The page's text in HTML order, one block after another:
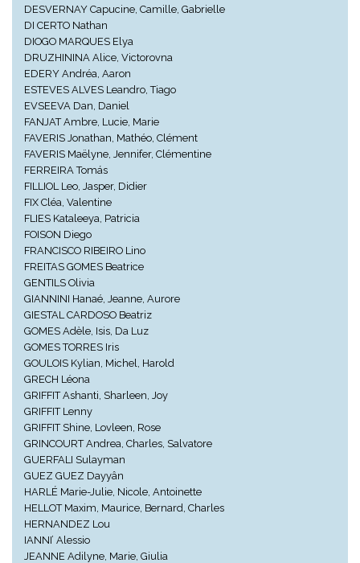
DESVERNAY Capucine, Camille, Gabrielle
DI CERTO Nathan
DIOGO MARQUES Elya
DRUZHININA Alice, Victorovna
EDERY Andréa, Aaron
ESTEVES ALVES Leandro, Tiago
EVSEEVA Dan, Daniel
FANJAT Ambre, Lucie, Marie
FAVERIS Jonathan, Mathéo, Clément
FAVERIS Maëlyne, Jennifer, Clémentine
FERREIRA Tomás
FILLIOL Leo, Jasper, Didier
FIX Cléa, Valentine
FLIES Kataleeya, Patricia
FOISON Diego
FRANCISCO RIBEIRO Lino
FREITAS GOMES Beatrice
GENTILS Olivia
GIANNINI Hanaé, Jeanne, Aurore
GIESTAL CARDOSO Beatriz
GOMES Adèle, Isis, Da Luz
GOMES TORRES Iris
GOULOIS Kylian, Michel, Harold
GRECH Léona
GRIFFIT Ashanti, Sharleen, Joy
GRIFFIT Lenny
GRIFFIT Shine, Lovleen, Rose
GRINCOURT Andrea, Charles, Salvatore
GUERFALI Sulayman
GUEZ GUEZ Dayyân
HARLÉ Marie-Julie, Nicole, Antoinette
HELLOT Maxim, Maurice, Bernard, Charles
HERNANDEZ Lou
IANNI’ Alessio
JEANNE Adilyne, Marie, Giulia